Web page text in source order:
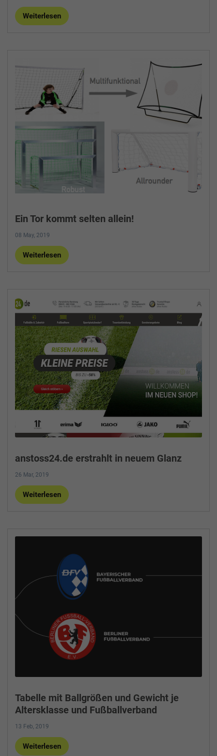
Weiterlesen
Ein Tor kommt selten allein!
08 May, 2019
Weiterlesen
anstoss24.de erstrahlt in neuem Glanz
26 Mar, 2019
Weiterlesen
Tabelle mit Ballgrößen und Gewicht je
Altersklasse und Fußballverband
13 Feb, 2019
Weiterlesen